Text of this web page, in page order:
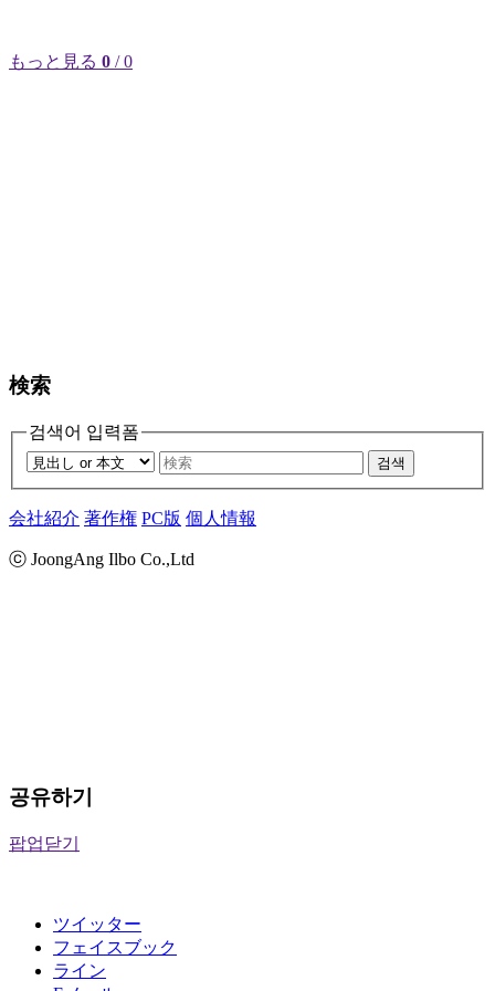
もっと見る 0 / 0
検索
검색어 입력폼
검색
会社紹介 著作権 PC版 個人情報
ⓒ JoongAng Ilbo Co.,Ltd
공유하기
팝업닫기
ツイッター
フェイスブック
ライン